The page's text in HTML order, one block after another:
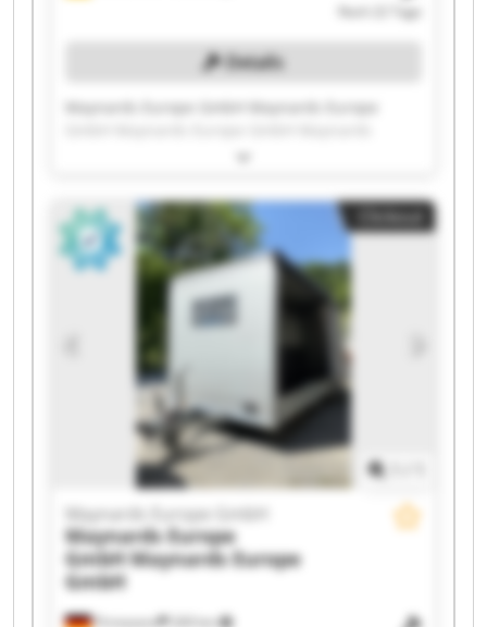
Noch 22 Tage
Details
Maynards Europe GmbH Maynards Europe
Europe GmbH Maynards Europe GmbH
GmbH Maynards Europe GmbH Maynards
Europe GmbH Maynards Europe GmbH
Maynards Europe GmbH Maynards Europe
GmbH Maynards Europe GmbH Maynards
Europe GmbH Maynards Europe GmbH
Maynards Europe GmbH Maynards Europe
GmbH Maynards Europe GmbH Maynards
Europe GmbH Maynards Europe GmbH
Pirmasens 269 km
Maynards Europe GmbH
Maynards Europe
GmbHMaynards Europe
GmbH